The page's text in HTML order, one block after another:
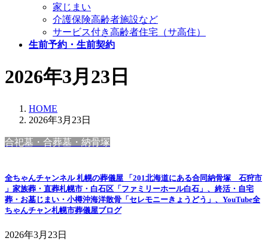
家じまい
介護保険高齢者施設など
サービス付き高齢者住宅（サ高住）
生前予約・生前契約
2026年3月23日
HOME
2026年3月23日
合祀墓・合葬墓・納骨塚
全ちゃんチャンネル 札幌の葬儀屋 「201北海道にある合同納骨塚 石狩市
」家族葬・直葬札幌市・白石区「ファミリーホール白石」、終活・自宅
葬・お墓じまい・小樽沖海洋散骨「セレモニーきょうどう」、YouTube全
ちゃんチャン札幌市葬儀屋ブログ
2026年3月23日